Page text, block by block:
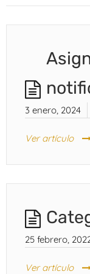
3 enero, 2024
Ver artículo
25 febrero,
Ver artículo